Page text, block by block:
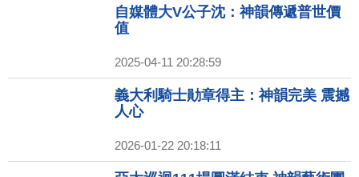
自媒體大V公子沈：神韻傳遞普世價
值
2025-04-11 20:28:59
義大利騎士勛章得主：神韻完美 震撼
人心
2026-01-22 20:18:11